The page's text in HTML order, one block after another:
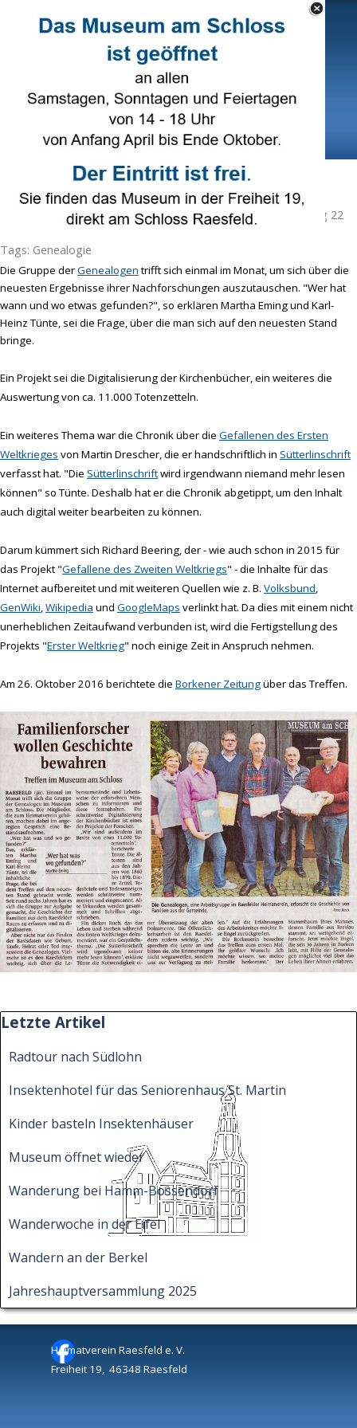
Select Language ▼
Menü überspringen
Familienforscher stellen sich vor
Veröffentlicht vonKarl-Heinz TünteinGenealogie
· Samstag 22
Tags: Genealogie
Die Gruppe derGenealogentrifft sich einmal im Monat, um sich über die
neuesten Ergebnisse ihrer Nachforschungen auszutauschen. "Wer hat
wann und wo etwas gefunden?", so erklären Martha Eming und Karl-
Heinz Tünte, sei die Frage, über die man sich auf den neuesten Stand
bringe.
Ein Projekt sei die Digitalisierung der Kirchenbücher, ein weiteres die
Auswertung von ca. 11.000 Totenzetteln.
Ein weiteres Thema war die Chronik über die Gefallenen des Ersten
Weltkrieges von Martin Drescher, die er handschriftlich in Sütterlinschrift
verfasst hat. "Die Sütterlinschriftwird irgendwann niemand mehr lesen
können" so Tünte. Deshalb hat er die Chronik abgetippt, um den Inhalt
auch digital weiter bearbeiten zu können.
Darum kümmert sich Richard Beering, der - wie auch schon in 2015 für
das Projekt "Gefallene des Zweiten Weltkriegs" - die Inhalte für das
Internet aufbereitet und mit weiteren Quellen wie z. B. Volksbund,
GenWiki,Wikipedia und GoogleMaps verlinkt hat. Da dies mit einem nicht
unerheblichen Zeitaufwand verbunden ist, wird die Fertigstellung des
Projekts "Erster Weltkrieg" noch einige Zeit in Anspruch nehmen.
Am 26. Oktober 2016 berichtete die Borkener Zeitungüber das Treffen.
Block überspringen Letzte Artikel
Letzte Artikel
Radtour nach Südlohn
Insektenhotel für das Seniorenhaus St. Martin
Kinder basteln Insektenhäuser
Museum öffnet wieder
Wanderung bei Hamm-Bossendorf
Wanderwoche in der Eifel
Wandern an der Berkel
Jahreshauptversammlung 2025
Heimatverein Raesfeld e. V.
Freiheit 19, 46348 Raesfeld